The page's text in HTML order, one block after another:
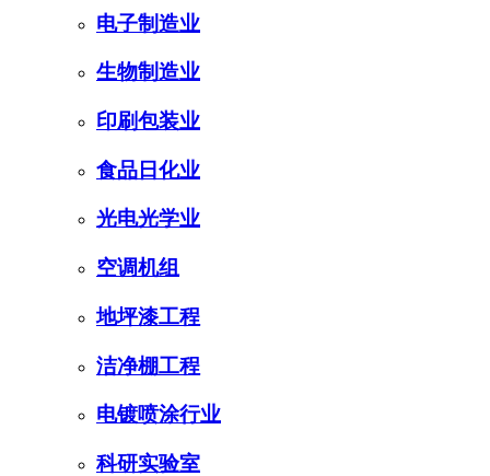
电子制造业
生物制造业
印刷包装业
食品日化业
光电光学业
空调机组
地坪漆工程
洁净棚工程
电镀喷涂行业
科研实验室